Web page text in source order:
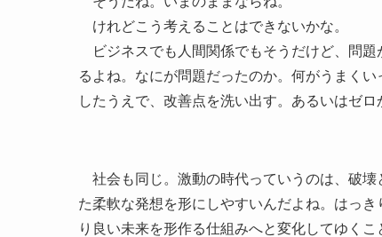
けれどこう考えることはできないかな。
ビジネスでも人間関係でもそうだけど、問題
るよね。なにが問題だったのか。何がうまく
したうえで、改善点を洗い出す。あるいはゼロ
社会も同じ。激動の時代っていうのは、破壊
た柔軟な発想を形にしやすいんだよね。はっ
り良い未来を形作る仕組みへと変化してゆくこ